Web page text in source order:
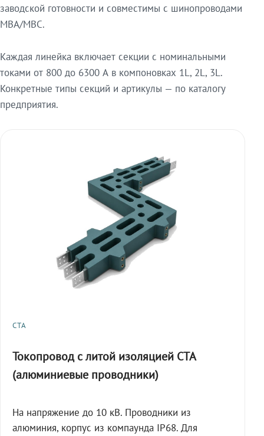
заводской готовности и совместимы с шинопроводами
МВА/МВС.
Каждая линейка включает секции с номинальными
токами от 800 до 6300 А в компоновках 1L, 2L, 3L.
Конкретные типы секций и артикулы — по каталогу
предприятия.
СТА
Токопровод с литой изоляцией СТА
(алюминиевые проводники)
На напряжение до 10 кВ. Проводники из
алюминия, корпус из компаунда IP68. Для